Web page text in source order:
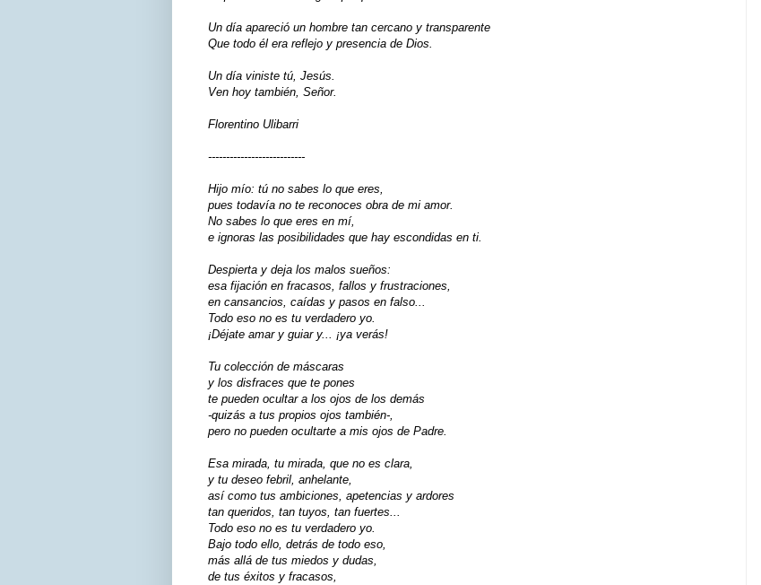
Un día apareció un hombre tan cercano y transparente
Que todo él era reflejo y presencia de Dios.
Un día viniste tú, Jesús.
Ven hoy también, Señor.
Florentino Ulibarri
---------------------------
Hijo mío: tú no sabes lo que eres,
pues todavía no te reconoces obra de mi amor.
No sabes lo que eres en mí,
e ignoras las posibilidades que hay escondidas en ti.
Despierta y deja los malos sueños:
esa fijación en fracasos, fallos y frustraciones,
en cansancios, caídas y pasos en falso...
Todo eso no es tu verdadero yo.
¡Déjate amar y guiar y... ¡ya verás!
Tu colección de máscaras
y los disfraces que te pones
te pueden ocultar a los ojos de los demás
-quizás a tus propios ojos también-,
pero no pueden ocultarte a mis ojos de Padre.
Esa mirada, tu mirada, que no es clara,
y tu deseo febril, anhelante,
así como tus ambiciones, apetencias y ardores
tan queridos, tan tuyos, tan fuertes...
Todo eso no es tu verdadero yo.
Bajo todo ello, detrás de todo eso,
más allá de tus miedos y dudas,
de tus éxitos y fracasos,